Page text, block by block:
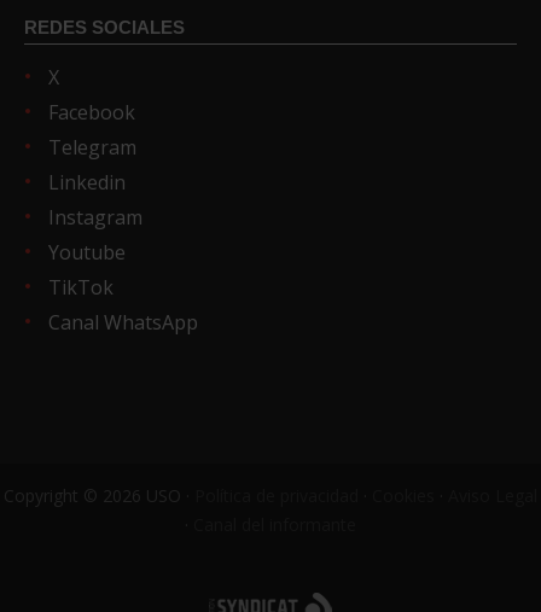
REDES SOCIALES
X
Facebook
Telegram
Linkedin
Instagram
Youtube
TikTok
Canal WhatsApp
Copyright © 2026 USO ·